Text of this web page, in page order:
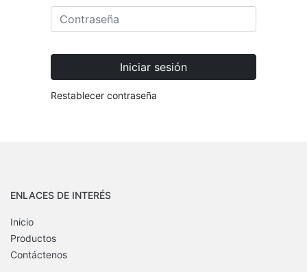
Iniciar sesión
Restablecer contraseña
ENLACES DE INTERÉS
Inicio
Productos
Contáctenos